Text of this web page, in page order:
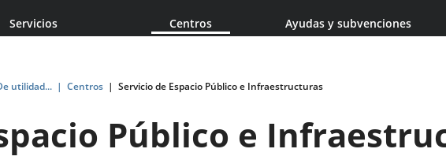
Servicios Centros Ayudas y subvenciones
utilidad... Centros Servicio de Espacio Público e Infraestructuras
Público e